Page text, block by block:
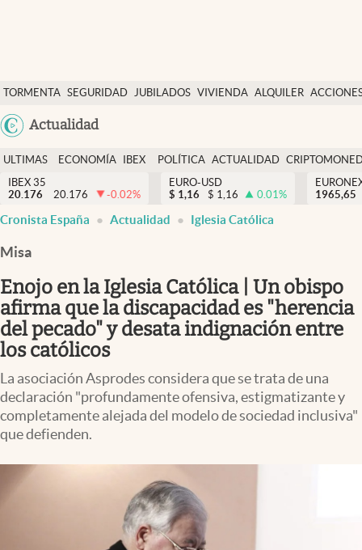
TORMENTA SEGURIDAD JUBILADOS VIVIENDA ALQUILER
USA
Actualidad
Economía y finanzas
Política
Actualidad
Criptomonedas
España
ULTIMAS
NOTICIAS
ECONOMÍA
FINANZAS
IBEX
EURO
POLÍTICA ACTUALIDAD
IBEX 35
20.176
20.176 -0.02%
EURO-USD
$ 1,16 $ 1,16 0.01%
1965,65
Cronista España Actualidad Iglesia Católica
Misa
Enojo en la Iglesia Católica | Un obispo
afirma que la discapacidad es "herencia
del pecado" y desata indignación entre
los católicos
La asociación Asprodes considera que se trata de una
declaración "profundamente ofensiva, estigmatizante y
completamente alejada del modelo de sociedad inclusiva"
que defienden.